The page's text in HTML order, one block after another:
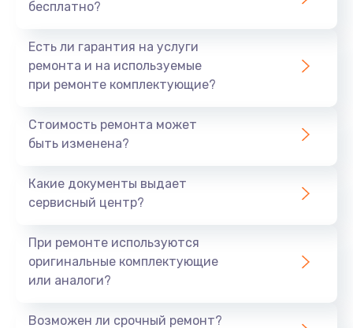
бесплатно?
Есть ли гарантия на услуги
ремонта и на используемые
при ремонте комплектующие?
Стоимость ремонта может
быть изменена?
Какие документы выдает
сервисный центр?
При ремонте используются
оригинальные комплектующие
или аналоги?
Возможен ли срочный ремонт?